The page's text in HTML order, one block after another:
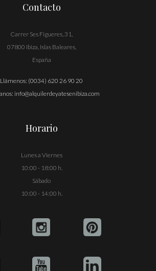
Contacto
Carrer Ses Figueres, 31,
07800 Ibiza, Islas Baleares,
España
Llámenos: (0034) 620 26 90 20
info@alquilerdeyatesenibiza.com
Horario
Lunes a Viernes
10:00 - 18:00 h.
Sábado
10:00 - 14:00 h.